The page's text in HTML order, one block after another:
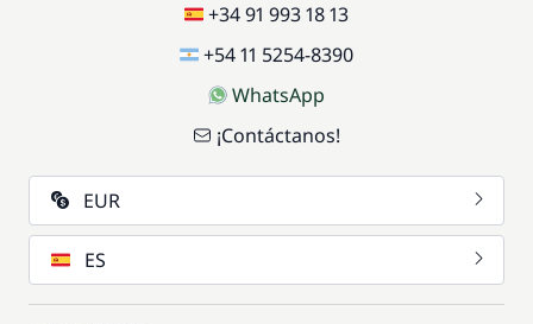
+34 91 993 18 13
+54 11 5254-8390
WhatsApp
¡Contáctanos!
EUR
ES